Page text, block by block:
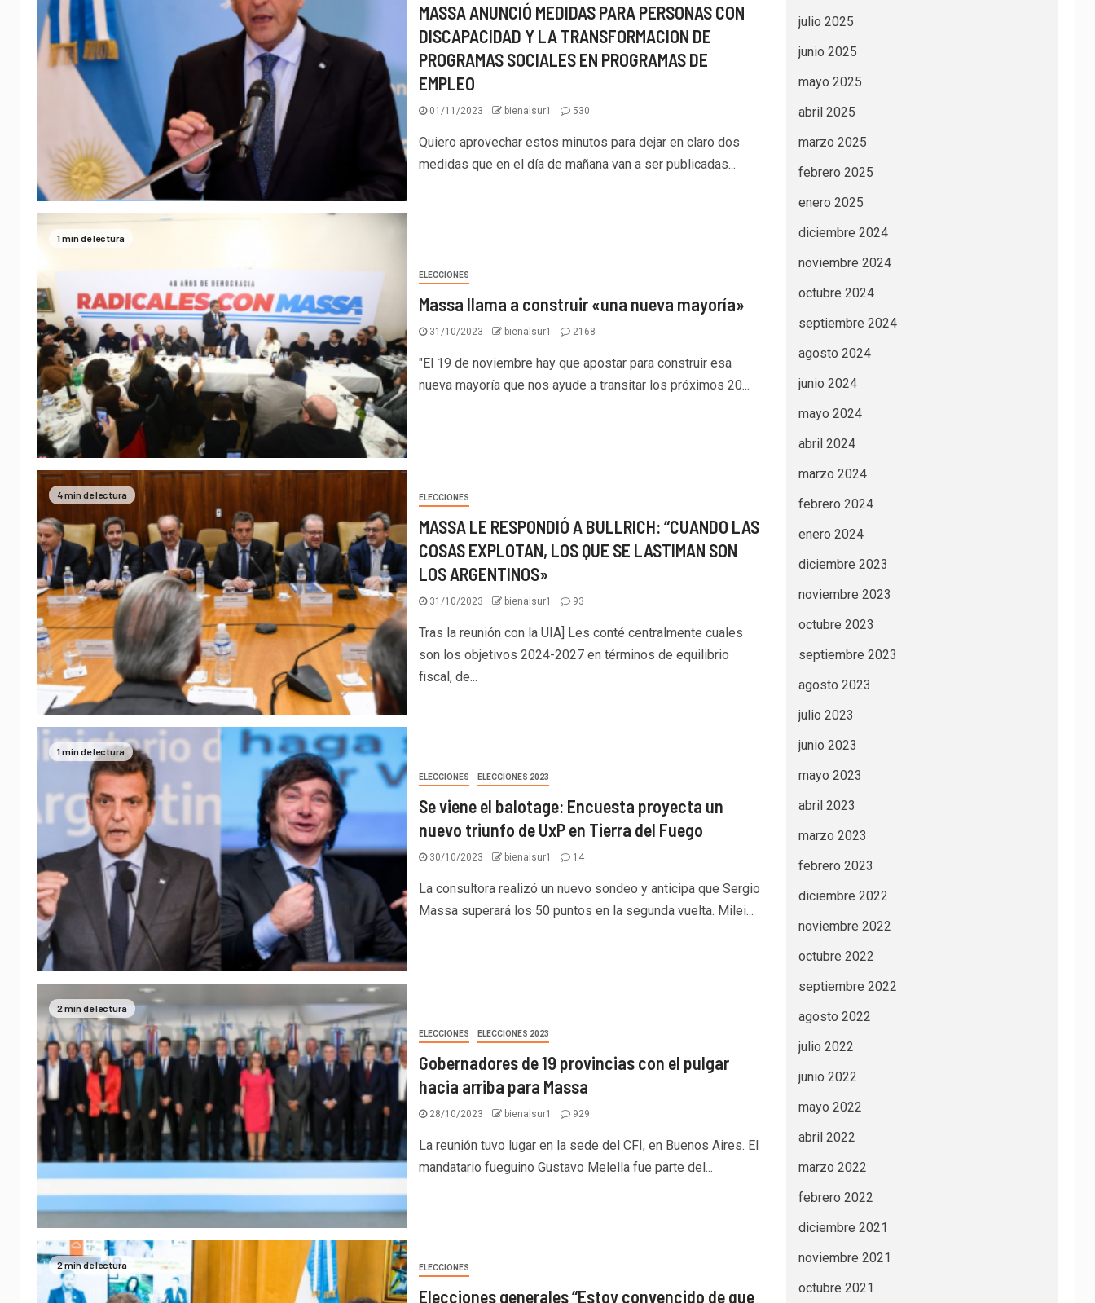
MASSA ANUNCIÓ MEDIDAS PARA PERSONAS CON
DISCAPACIDAD Y LA TRANSFORMACION DE
PROGRAMAS SOCIALES EN PROGRAMAS DE
EMPLEO
01/11/2023 bienalsur1 530
Quiero aprovechar estos minutos para dejar en claro dos
medidas que en el día de mañana van a ser publicadas...
1 min de lectura
ELECCIONES
Massa llama a construir «una nueva mayoría»
31/10/2023 bienalsur1 2168
"El 19 de noviembre hay que apostar para construir esa
nueva mayoría que nos ayude a transitar los próximos 20...
4 min de lectura ELECCIONES
MASSA LE RESPONDIÓ A BULLRICH: “CUANDO LAS
COSAS EXPLOTAN, LOS QUE SE LASTIMAN SON
LOS ARGENTINOS»
31/10/2023 bienalsur1 93
Tras la reunión con la UIA] Les conté centralmente cuales
son los objetivos 2024-2027 en términos de equilibrio
fiscal, de...
1 min de lectura
ELECCIONES ELECCIONES 2023
Se viene el balotage: Encuesta proyecta un
nuevo triunfo de UxP en Tierra del Fuego
30/10/2023 bienalsur1 14
La consultora realizó un nuevo sondeo y anticipa que Sergio
Massa superará los 50 puntos en la segunda vuelta. Milei...
2 min de lectura
ELECCIONES ELECCIONES 2023
Gobernadores de 19 provincias con el pulgar
hacia arriba para Massa
28/10/2023 bienalsur1 929
La reunión tuvo lugar en la sede del CFI, en Buenos Aires. El
mandatario fueguino Gustavo Melella fue parte del...
2 min de lectura ELECCIONES
Elecciones generales “Estoy convencido de que
julio 2025
junio 2025
mayo 2025
abril 2025
marzo 2025
febrero 2025
enero 2025
diciembre 2024
noviembre 2024
octubre 2024
septiembre 2024
agosto 2024
junio 2024
mayo 2024
abril 2024
marzo 2024
febrero 2024
enero 2024
diciembre 2023
noviembre 2023
octubre 2023
septiembre 2023
agosto 2023
julio 2023
junio 2023
mayo 2023
abril 2023
marzo 2023
febrero 2023
diciembre 2022
noviembre 2022
octubre 2022
septiembre 2022
agosto 2022
julio 2022
junio 2022
mayo 2022
abril 2022
marzo 2022
febrero 2022
diciembre 2021
noviembre 2021
octubre 2021